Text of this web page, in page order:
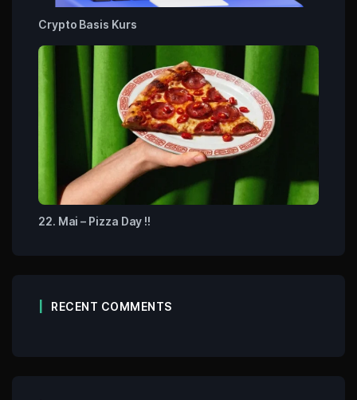
Crypto Basis Kurs
22. Mai – Pizza Day !!
RECENT COMMENTS